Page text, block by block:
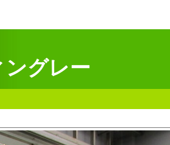
グレー